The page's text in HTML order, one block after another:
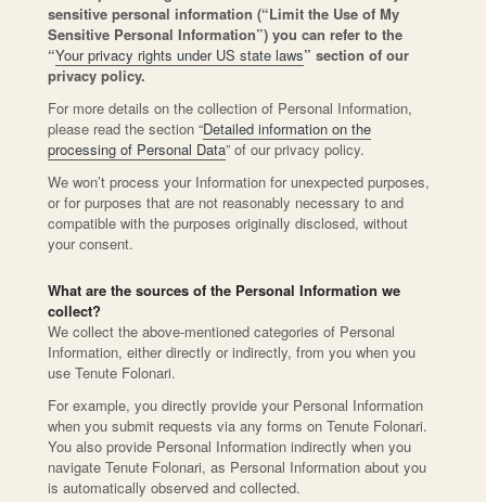
sensitive personal information (“Limit the Use of My
Sensitive Personal Information”) you can refer to the
“Your privacy rights under US state laws” section of our
privacy policy.
For more details on the collection of Personal Information,
please read the section “Detailed information on the
processing of Personal Data” of our privacy policy.
We won’t process your Information for unexpected purposes,
or for purposes that are not reasonably necessary to and
compatible with the purposes originally disclosed, without
your consent.
What are the sources of the Personal Information we
collect?
We collect the above-mentioned categories of Personal
Information, either directly or indirectly, from you when you
use Tenute Folonari.
For example, you directly provide your Personal Information
when you submit requests via any forms on Tenute Folonari.
You also provide Personal Information indirectly when you
navigate Tenute Folonari, as Personal Information about you
is automatically observed and collected.